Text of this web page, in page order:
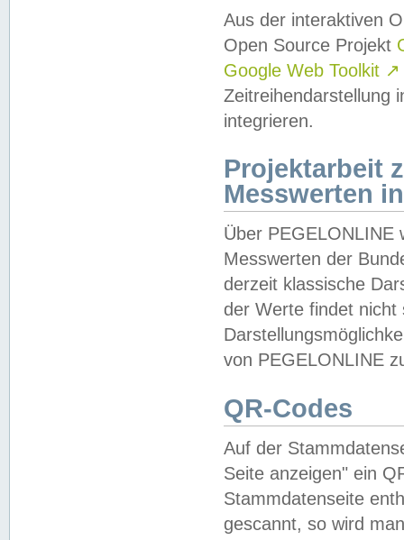
Aus der interaktiven
Open Source Projekt
Google Web Toolkit ↗
Zeitreihendarstellung
integrieren.
Projektarbeit
Messwerten
Über PEGELONLINE
Messwerten der
derzeit klassische
der Werte findet
von PEGELONLINE
QR-Codes
Auf der
Seite anzeigen" ein
Stammdatenseite
gescannt, so wird